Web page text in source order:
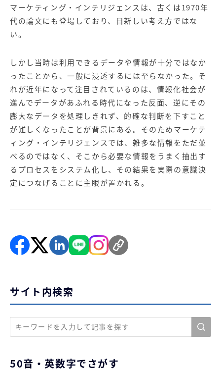
マーケティングサービスの製品
マーケティングサービス
サービス
【IT企業向け】マーケティン
グ
サービス
SNSアカウント運用代行サー
ビス（LINE）
広告プロモーションの製品
【クリニック向け】新規集患
Web広告サービス
【歯科業界向け】新規集患
Web広告パッケージ
【塾・個別塾業界向け】新規
サイトアクセス増加パッケー
Web制作の製品
マーケティング・インテリジェンスは、古くは1970年
代の論文にも登場しており、目新しい考え方ではな
い。
しかし当時は利用できるデータや情報が十分ではなか
ったことから、一般に浸透するには至らなかった。そ
れが近年になって注目されているのは、情報化社会が
進んでデータがあふれる時代になった反面、逆にその
膨大なデータを処理しきれず、的確な判断を下すこと
が難しくなったことが背景にある。そのためマーケテ
ィング・インテリジェンスでは、雑多な情報をただ並
べるのではなく、そこから必要な情報をうまく抽出す
るプロセスをシステム化し、その結果を実際の意識決
定につなげることに主眼が置かれる。
サイト内検索
50音・英数字でさがす